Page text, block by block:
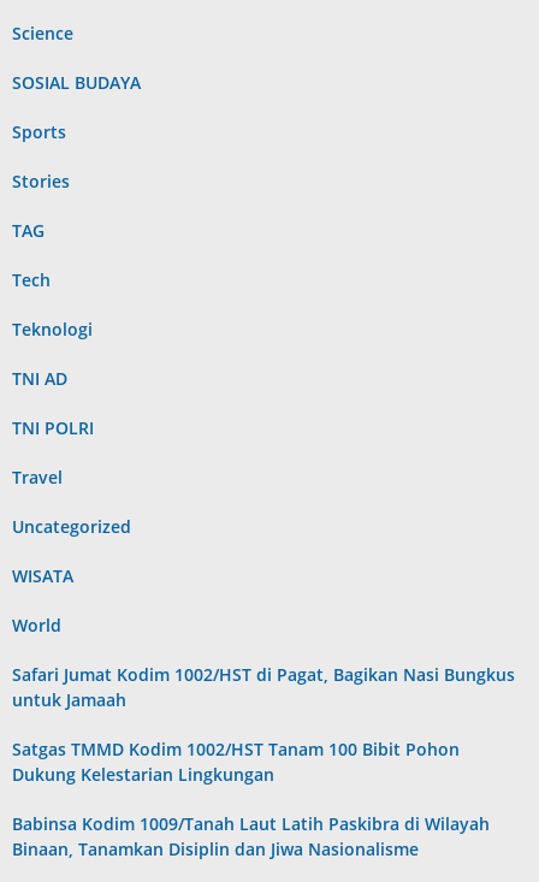
Science
SOSIAL BUDAYA
Sports
Stories
TAG
Tech
Teknologi
TNI AD
TNI POLRI
Travel
Uncategorized
WISATA
World
Safari Jumat Kodim 1002/HST di Pagat, Bagikan Nasi Bungkus
untuk Jamaah
Satgas TMMD Kodim 1002/HST Tanam 100 Bibit Pohon
Dukung Kelestarian Lingkungan
Babinsa Kodim 1009/Tanah Laut Latih Paskibra di Wilayah
Binaan, Tanamkan Disiplin dan Jiwa Nasionalisme